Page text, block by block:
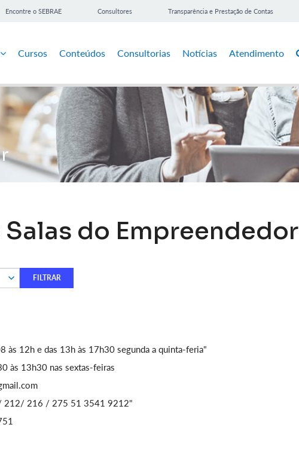
Encontre o SEBRAE Consultores Transparência e Prestação de Contas
Cursos Conteúdos Consultorias Notícias Atendimento
Salas do Empreendedor
às 12h e das 13h às 17h30 segunda a quinta-feria"
às 13h30 nas sextas-feiras
212/ 216 / 275 51 3541 9212"